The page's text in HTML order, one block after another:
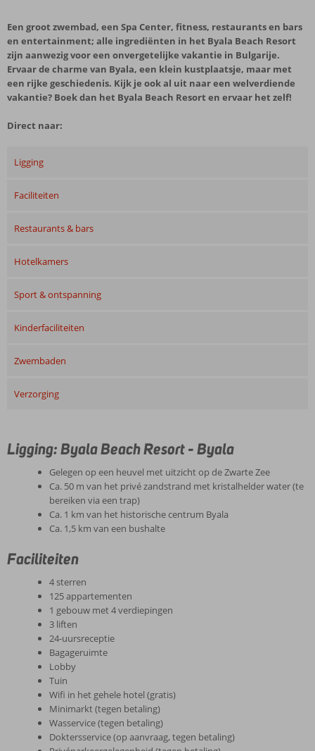
Een groot zwembad, een Spa Center, fitness, restaurants en bars
en entertainment; alle ingrediënten in het Byala Beach Resort
zijn aanwezig voor een onvergetelijke vakantie in Bulgarije.
Ervaar de charme van Byala, een klein kustplaatsje, maar met
een rijke geschiedenis. Kijk je ook al uit naar een welverdiende
vakantie? Boek dan het Byala Beach Resort en ervaar het zelf!
Direct naar:
Ligging
Faciliteiten
Restaurants & bars
Hotelkamers
Sport & ontspanning
Kinderfaciliteiten
Zwembaden
Verzorging
Ligging: Byala Beach Resort - Byala
Gelegen op een heuvel met uitzicht op de Zwarte Zee
Ca. 50 m van het privé zandstrand met kristalhelder water (te
bereiken via een trap)
Ca. 1 km van het historische centrum Byala
Ca. 1,5 km van een bushalte
Faciliteiten
4 sterren
125 appartementen
1 gebouw met 4 verdiepingen
3 liften
24-uursreceptie
Bagageruimte
Lobby
Tuin
Wifi in het gehele hotel (gratis)
Minimarkt (tegen betaling)
Wasservice (tegen betaling)
Doktersservice (op aanvraag, tegen betaling)